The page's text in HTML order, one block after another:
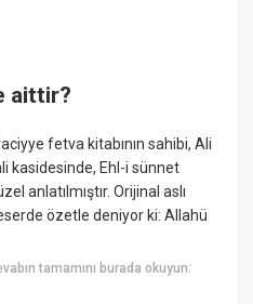
aittir?
fetva kitabının sahibi, Ali
kasidesinde, Ehl-i sünnet
anlatılmıştır. Orijinal aslı
özetle deniyor ki: Allahü
tamamını burada okuyun: